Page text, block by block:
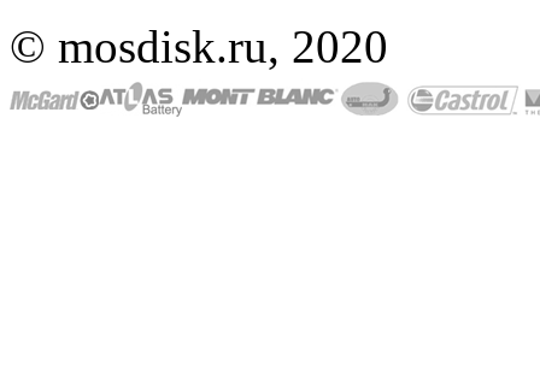
© mosdisk.ru, 2020